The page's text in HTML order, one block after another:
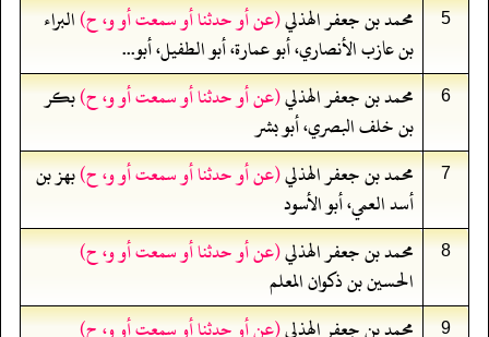
5 محمد بن جعفر الهذلي(عن أو حدثنا أو سمعت أو و، ح)البراء
بن عازب الأنصاري، أبو عمارة، أبو الطفيل، أبو...
6 محمد بن جعفر الهذلي(عن أو حدثنا أو سمعت أو و، ح)بكر
بن خلف البصري، أبو بشر
7 محمد بن جعفر الهذلي(عن أو حدثنا أو سمعت أو و، ح)بهز بن
أسد العمي، أبو الأسود
8 محمد بن جعفر الهذلي(عن أو حدثنا أو سمعت أو و، ح)
الحسين بن ذكوان المعلم
9 محمد بن جعفر الهذلي(عن أو حدثنا أو سمعت أو و، ح)